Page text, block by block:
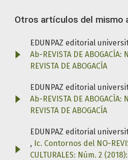
Otros artículos del mismo
EDUNPAZ editorial
Ab-REVISTA DE ABOGACÍA:
REVISTA DE ABOGACÍA
EDUNPAZ editorial
Ab-REVISTA DE ABOGACÍA:
REVISTA DE ABOGACÍA
EDUNPAZ editorial
, Ic. Contornos del NO-
CULTURALES: Núm. 2